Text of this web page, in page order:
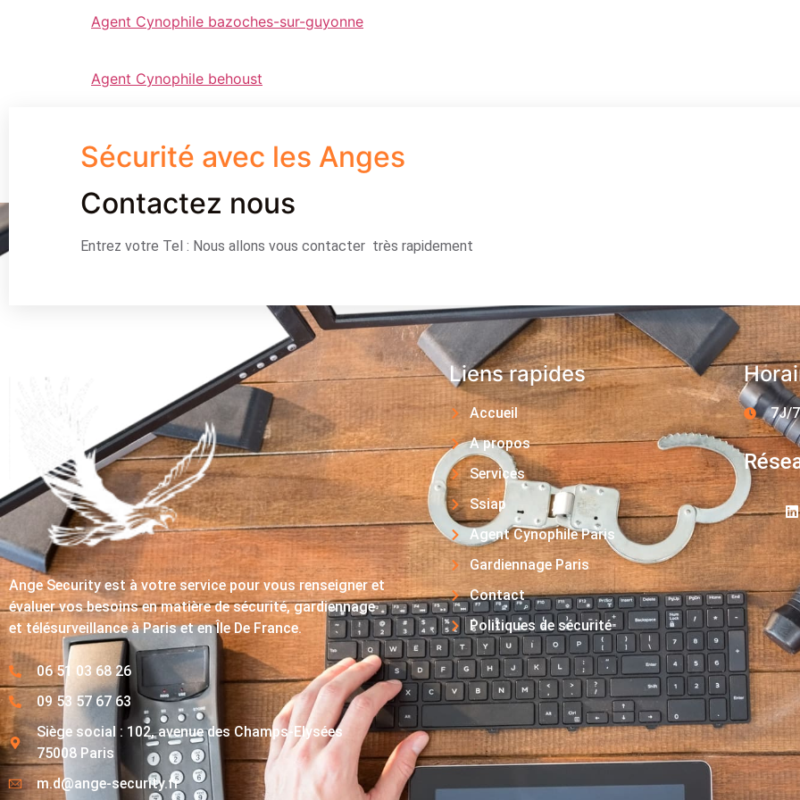
Agent Cynophile bazoches-sur-guyonne
Agent Cynophile behoust
Sécurité avec les Anges
Contactez nous
Entrez votre Tel : Nous allons vous contacter très rapidement
Ange Security est à votre service pour vous renseigner et
évaluer vos besoins en matière de sécurité, gardiennage
et télésurveillance à Paris et en Île De France.
06 51 03 68 26
09 53 57 67 63
Siège social : 102, avenue des Champs-Elysées
75008 Paris
m.d@ange-security.fr
Liens rapides
Accueil
A propos
Services
Ssiap
Agent Cynophile Paris
Gardiennage Paris
Contact
Politiques de sécurité
7J/